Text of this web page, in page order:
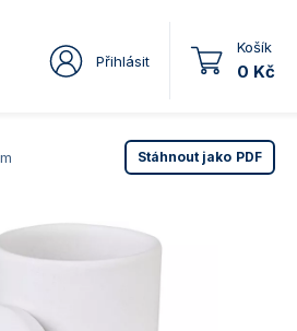
Přihlásit
Košík
0 Kč
Stáhnout jako PDF